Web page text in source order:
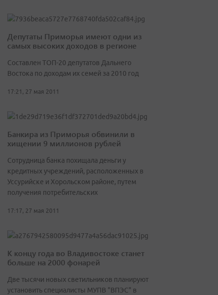
Депутаты Приморья имеют одни из
самых высоких доходов в регионе
Составлен ТОП-20 депутатов Дальнего
Востока по доходам их семей за 2010 год
17:21, 27 мая 2011
Банкира из Приморья обвинили в
хищении 9 миллионов рублей
Сотрудница банка похищала деньги у
кредитных учреждений, расположенных в
Уссурийске и Хорольском районе, путем
получения потребительских
17:17, 27 мая 2011
К концу года во Владивостоке станет
больше на 2000 фонарей
Две тысячи новых светильников планируют
установить специалисты МУПВ "ВПЭС" в